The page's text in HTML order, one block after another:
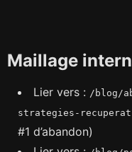
Maillage
Lier vers : /blog/
strategies-
#1 d’abandon)